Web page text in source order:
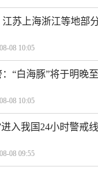
苏上海浙江等地部
08 10:05
“白海豚”将于明晚
08 10:05
进入我国24小时警戒
08 09:55